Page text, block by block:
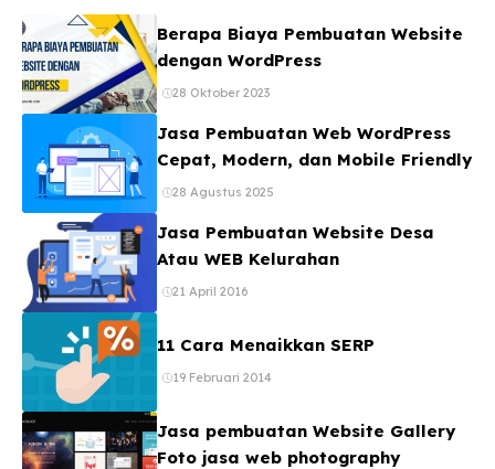
Berapa Biaya Pembuatan Website
dengan WordPress
28 Oktober 2023
Jasa Pembuatan Web WordPress
Cepat, Modern, dan Mobile Friendly
28 Agustus 2025
Jasa Pembuatan Website Desa
Atau WEB Kelurahan
21 April 2016
11 Cara Menaikkan SERP
19 Februari 2014
Jasa pembuatan Website Gallery
Foto jasa web photography